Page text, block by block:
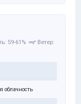
59-61%
Ветер:
облачность